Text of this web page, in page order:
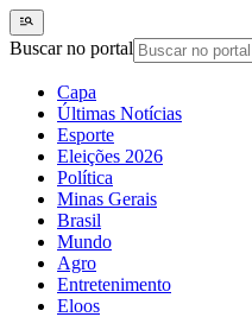
Buscar no portal
Capa
Últimas Notícias
Esporte
Eleições 2026
Política
Minas Gerais
Brasil
Mundo
Agro
Entretenimento
Eloos